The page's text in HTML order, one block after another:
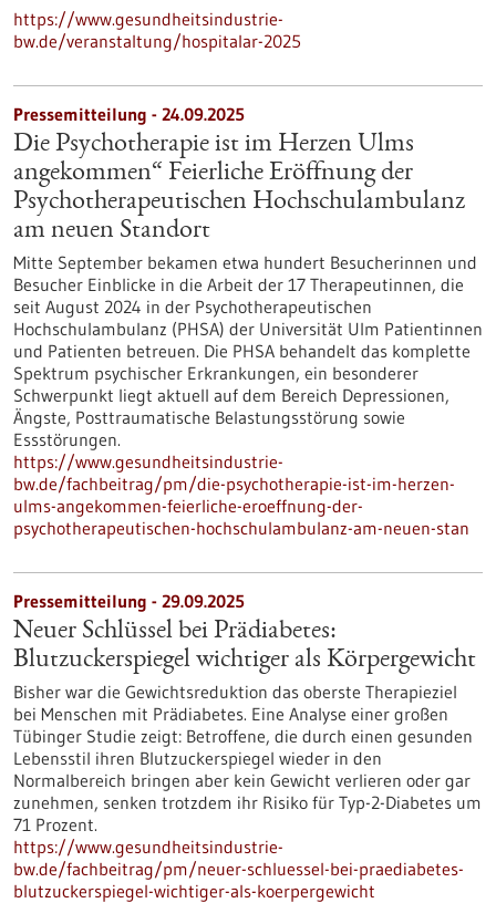
https://www.gesundheitsindustrie-
bw.de/veranstaltung/hospitalar-2025
Pressemitteilung - 24.09.2025
Die Psychotherapie ist im Herzen Ulms
angekommen“ Feierliche Eröffnung der
Psychotherapeutischen Hochschulambulanz
am neuen Standort
Mitte September bekamen etwa hundert Besucherinnen und
Besucher Einblicke in die Arbeit der 17 Therapeutinnen, die
seit August 2024 in der Psychotherapeutischen
Hochschulambulanz (PHSA) der Universität Ulm Patientinnen
und Patienten betreuen. Die PHSA behandelt das komplette
Spektrum psychischer Erkrankungen, ein besonderer
Schwerpunkt liegt aktuell auf dem Bereich Depressionen,
Ängste, Posttraumatische Belastungsstörung sowie
Essstörungen.
https://www.gesundheitsindustrie-
bw.de/fachbeitrag/pm/die-psychotherapie-ist-im-herzen-
ulms-angekommen-feierliche-eroeffnung-der-
psychotherapeutischen-hochschulambulanz-am-neuen-stan
Pressemitteilung - 29.09.2025
Neuer Schlüssel bei Prädiabetes:
Blutzuckerspiegel wichtiger als Körpergewicht
Bisher war die Gewichtsreduktion das oberste Therapieziel
bei Menschen mit Prädiabetes. Eine Analyse einer großen
Tübinger Studie zeigt: Betroffene, die durch einen gesunden
Lebensstil ihren Blutzuckerspiegel wieder in den
Normalbereich bringen aber kein Gewicht verlieren oder gar
zunehmen, senken trotzdem ihr Risiko für Typ-2-Diabetes um
71 Prozent.
https://www.gesundheitsindustrie-
bw.de/fachbeitrag/pm/neuer-schluessel-bei-praediabetes-
blutzuckerspiegel-wichtiger-als-koerpergewicht